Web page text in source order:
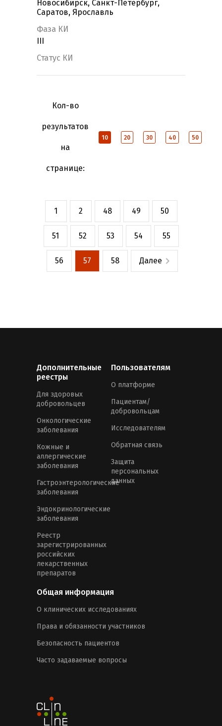
Новосибирск, Санкт-Петербург,
Саратов, Ярославль
Фаза КИ
Статус КИ
Кол-во
результатов
на
странице:
10 20 30 40 50
1 2 48 49 50
51 52 53 54 55
56 57 58 Далее
Дополнительные
реестры
Для здоровых
добровольцев
Онкологические
заболевания
Кожные и
аллергические
заболевания
Гастроэнтерологические
заболевания
Эндокринологические
заболевания
Реестр
зарегистрированных
российских
лекарственных
препаратов
Пользователям
О платформе
Пациентам/
добровольцам
Исследователям
Обратная связь
Защита
персональных
данных
Общая информация
О клинических исследованиях
Права и обязанности участников
Безопасность пациентов
Часто задаваемые вопросы